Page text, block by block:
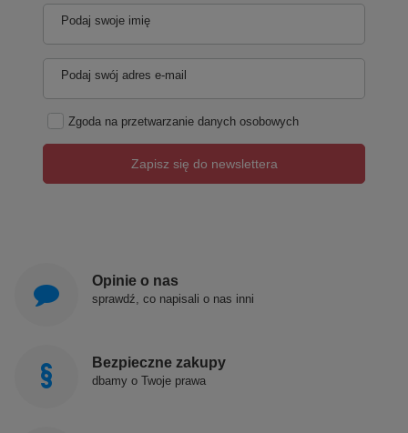
Podaj swoje imię
Podaj swój adres e-mail
Zgoda na przetwarzanie danych osobowych
Zapisz się do newslettera
Opinie o nas
sprawdź, co napisali o nas inni
Bezpieczne zakupy
dbamy o Twoje prawa